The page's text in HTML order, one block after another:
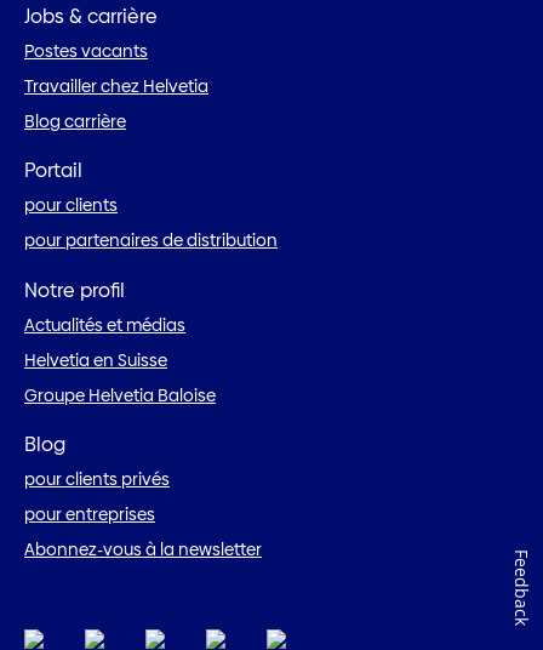
Jobs & carrière
Postes vacants
Travailler chez Helvetia
Blog carrière
Portail
pour clients
pour partenaires de distribution
Notre profil
Actualités et médias
Helvetia en Suisse
Groupe Helvetia Baloise
Blog
pour clients privés
pour entreprises
Abonnez-vous à la newsletter
Feedback